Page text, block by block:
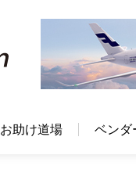
お助け道場 ベンダ